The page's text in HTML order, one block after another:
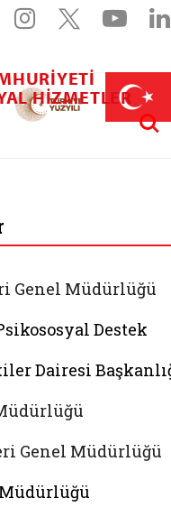
Instagram
X
sekmede açılır)
bağış sayfası (yeni
HIZMETLER
Genel Müdürlüğü
Destek
Dairesi
Genel Müdürlüğü